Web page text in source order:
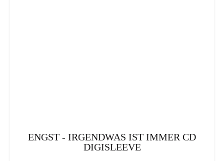
ENGST - IRGENDWAS IST IMMER CD
DIGISLEEVE